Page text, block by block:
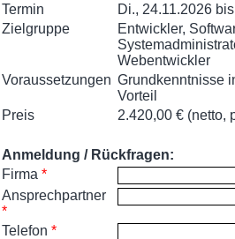
Termin
Di., 24.11.2026
Zielgruppe
Entwickler,
Webentwickler
Voraussetzungen Grundkenntnisse
Vorteil
Preis
2.420,00 € (netto,
Anmeldung / Rückfragen:
Firma *
Ansprechpartner
*
Telefon *